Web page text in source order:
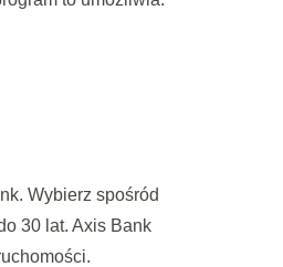
Wybierz spośród
30 lat. Axis Bank